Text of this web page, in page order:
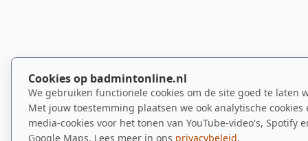
Cookies op badmintonline.nl
We gebruiken functionele cookies om de site goed te laten
Met jouw toestemming plaatsen we ook analytische cookies
media-cookies voor het tonen van YouTube-video's, Spotify
Google Maps. Lees meer in ons privacybeleid.